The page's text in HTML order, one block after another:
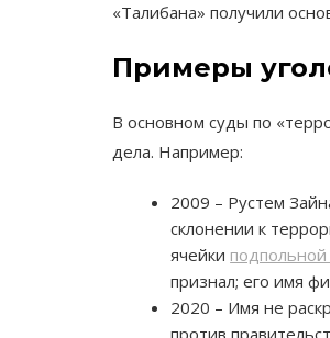
«Талибана» получили
Примеры
В основном суды по
дела. Например:
2009 – Рустем
склонении к
ячейки подпольной
признал; его имя
2020 – Имя не
против